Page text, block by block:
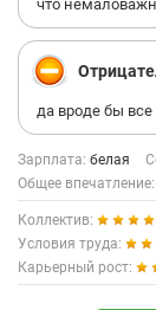
что
да вроде бы
Зарплата: белая
Общее впечатление:
Коллектив:
Условия труда:
Карьерный рост: